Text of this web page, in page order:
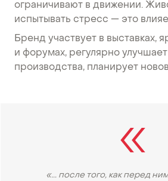
ограничивают в движении.
испытывать стресс — это
Бренд участвует в выставках,
и форумах, регулярно
производства, планирует
«... после того, как перед